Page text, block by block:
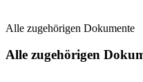
Alle zugehörigen Dokumente
Alle zugehörigen